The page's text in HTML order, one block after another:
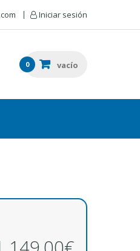
Iniciar sesión
0 vacío